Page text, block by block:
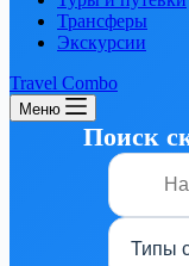
Трансферы
Экскурсии
Travel Combo
Меню
Поиск